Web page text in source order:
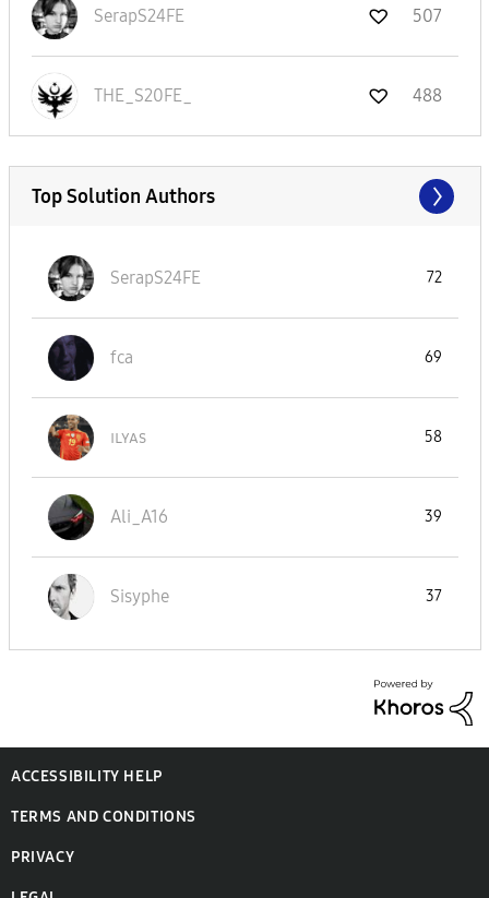
SerapS24FE 507
THE_S20FE_ 488
Top Solution Authors
SerapS24FE 72
fca 69
ɪʟʏᴀs 58
Ali_A16 39
Sisyphe 37
ACCESSIBILITY HELP
TERMS AND CONDITIONS
PRIVACY